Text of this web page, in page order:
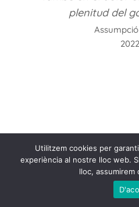
plenitud del
2022
Utilitzem cookies per
experiència al nostre lloc web.
lloc, assumirem